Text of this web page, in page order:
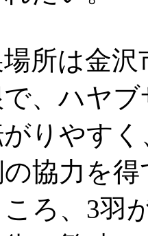
所は金
、ハヤ
りやす
協力を
ろ、3羽